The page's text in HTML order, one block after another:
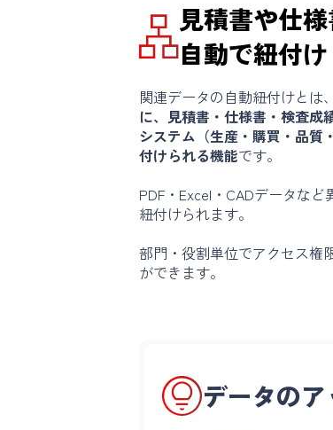
見積書や仕
自動で紐付け
関連データの自動紐付けとは、
に、見積書・仕様書・検査成
システム（生産・購買・品質
付けられる機能です。
PDF・Excel・CADデータな
紐付けられます。
部門・役割単位でアクセス権
ができます。
データの